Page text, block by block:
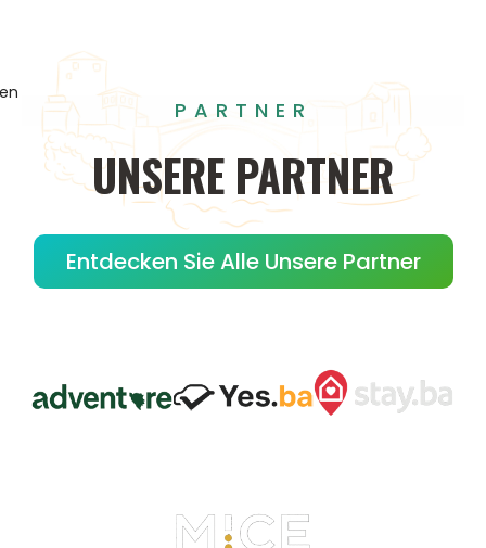
PARTNER
UNSERE PARTNER
Entdecken Sie Alle Unsere Partner